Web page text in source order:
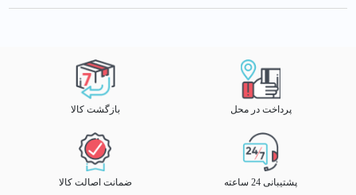
پرداخت در محل بازگشت کالا
پشتیبانی 24 ساعته ضمانت اصالت کالا